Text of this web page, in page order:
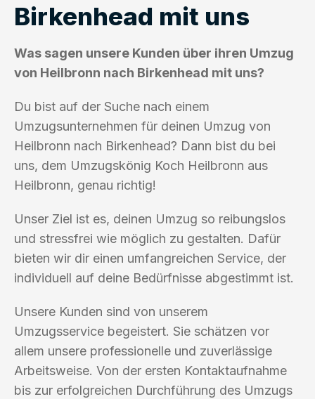
Birkenhead mit uns
Was sagen unsere Kunden über ihren Umzug
von Heilbronn nach Birkenhead mit uns?
Du bist auf der Suche nach einem
Umzugsunternehmen für deinen Umzug von
Heilbronn nach Birkenhead? Dann bist du bei
uns, dem Umzugskönig Koch Heilbronn aus
Heilbronn, genau richtig!
Unser Ziel ist es, deinen Umzug so reibungslos
und stressfrei wie möglich zu gestalten. Dafür
bieten wir dir einen umfangreichen Service, der
individuell auf deine Bedürfnisse abgestimmt ist.
Unsere Kunden sind von unserem
Umzugsservice begeistert. Sie schätzen vor
allem unsere professionelle und zuverlässige
Arbeitsweise. Von der ersten Kontaktaufnahme
bis zur erfolgreichen Durchführung des Umzugs